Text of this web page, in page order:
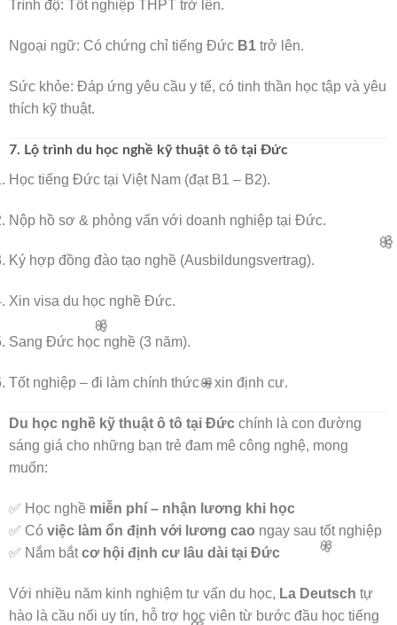
🌸
🌸
🌸
Trình độ: Tốt nghiệp THPT trở lên.
Ngoại ngữ: Có chứng chỉ tiếng Đức B1 trở lên.
Sức khỏe: Đáp ứng yêu cầu y tế, có tinh thần học tập và yêu
thích kỹ thuật.
7. Lộ trình du học nghề kỹ thuật ô tô tại Đức
Học tiếng Đức tại Việt Nam (đạt B1 – B2).
Nộp hồ sơ & phỏng vấn với doanh nghiệp tại Đức.
Ký hợp đồng đào tạo nghề (Ausbildungsvertrag).
Xin visa du học nghề Đức.
Sang Đức học nghề (3 năm).
Tốt nghiệp – đi làm chính thức – xin định cư.
Du học nghề kỹ thuật ô tô tại Đức chính là con đường
sáng giá cho những bạn trẻ đam mê công nghệ, mong
muốn:
✅ Học nghề miễn phí – nhận lương khi học
✅ Có việc làm ổn định với lương cao ngay sau tốt nghiệp
✅ Nắm bắtcơ hội định cư lâu dài tại Đức
Với nhiều năm kinh nghiệm tư vấn du học, La Deutsch tự
hào là cầu nối uy tín, hỗ trợ học viên từ bước đầu học tiếng